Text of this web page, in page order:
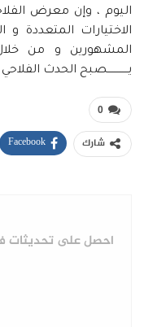
اليوم ، وإن معرض
الاختيارات المتعددة
المشهورين و من خلال
يـــــــــــــصبح الحدث
0
شارك Facebook
احصل على تحديثات